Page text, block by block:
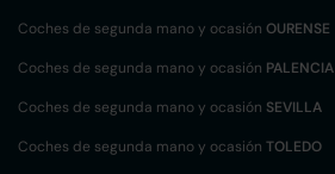
Coches de segunda mano y ocasión OURENSE
Coches de segunda mano y ocasión PALENCIA
Coches de segunda mano y ocasión SEVILLA
Coches de segunda mano y ocasión TOLEDO